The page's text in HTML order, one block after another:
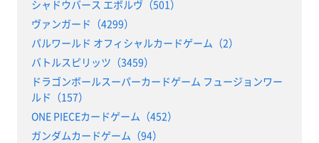
シャドウバース エボルヴ（501）
ヴァンガード（4299）
パルワールド オフィシャルカードゲーム（2）
バトルスピリッツ（3459）
ドラゴンボールスーパーカードゲーム フュージョンワー
ルド（157）
ONE PIECEカードゲーム（452）
ガンダムカードゲーム（94）